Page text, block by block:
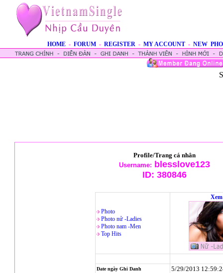
HOME - FORUM - REGISTER - MY ACCOUNT - NEW
Profile/Trang cá nhân
Username: blesslove123
ID: 380846
Photo
Photo nử -Ladies
Photo nam -Men
Top Hits
Date ngày Ghi Danh 5/29/2013